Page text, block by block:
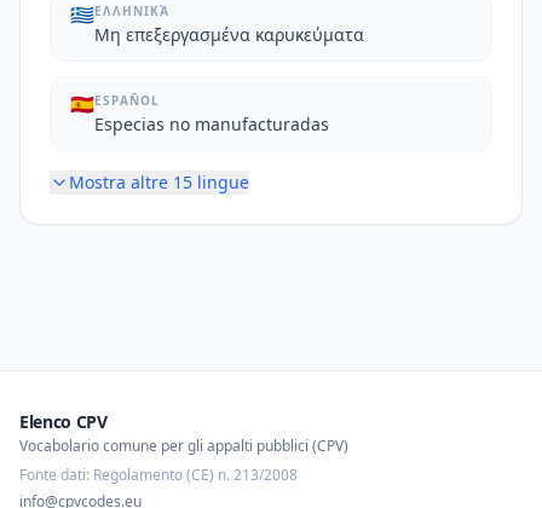
🇬🇷ΕΛΛΗΝΙΚΆ
Μη επεξεργασμένα καρυκεύματα
🇪🇸ESPAÑOL
Especias no manufacturadas
Mostra altre 15 lingue
Elenco CPV
Vocabolario comune per gli appalti pubblici (CPV)
Fonte dati: Regolamento (CE) n. 213/2008
info@cpvcodes.eu